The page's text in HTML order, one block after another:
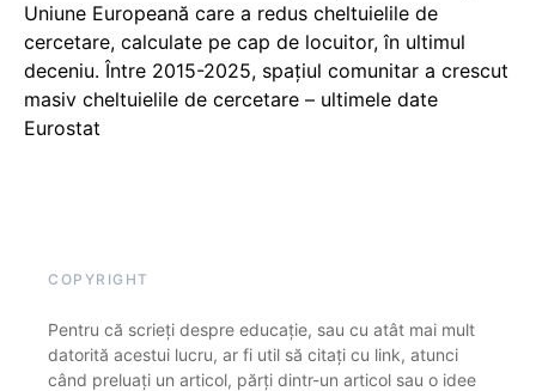
Uniune Europeană care a redus cheltuielile de
cercetare, calculate pe cap de locuitor, în ultimul
deceniu. Între 2015-2025, spațiul comunitar a crescut
masiv cheltuielile de cercetare – ultimele date
Eurostat
COPYRIGHT
Pentru că scrieți despre educație, sau cu atât mai mult
datorită acestui lucru, ar fi util să citați cu link, atunci
când preluați un articol, părți dintr-un articol sau o idee